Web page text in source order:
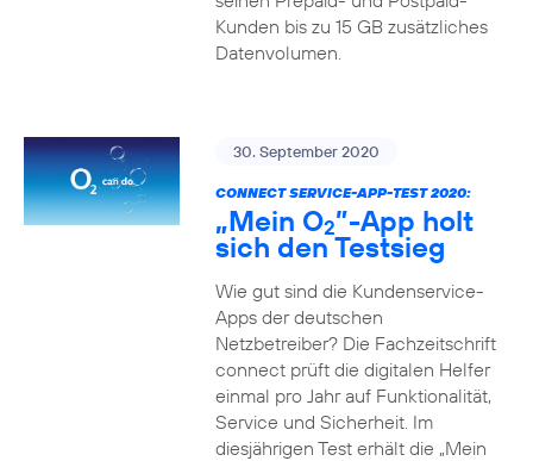
Kunden bis zu 15 GB zusätzliches
Datenvolumen.
30. September 2020
CONNECT SERVICE-APP-TEST 2020:
„Mein O2”-App holt
sich den Testsieg
Wie gut sind die Kundenservice-
Apps der deutschen
Netzbetreiber? Die Fachzeitschrift
connect prüft die digitalen Helfer
einmal pro Jahr auf Funktionalität,
Service und Sicherheit. Im
diesjährigen Test erhält die „Mein